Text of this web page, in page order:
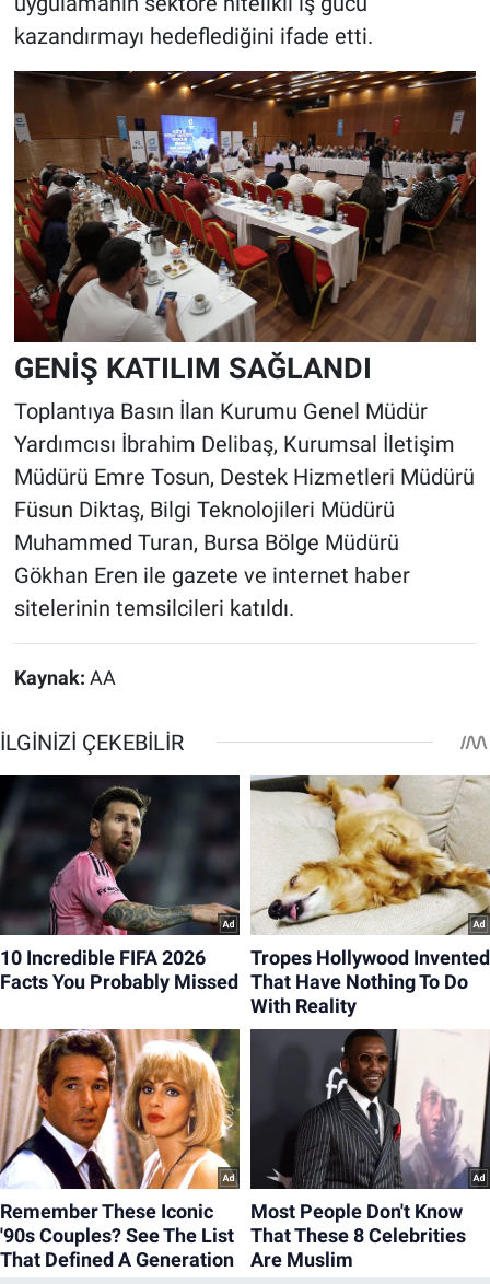
kazandırmayı hedeflediğini ifade etti.
GENİŞ KATILIM SAĞLANDI
Toplantıya Basın İlan Kurumu Genel Müdür
Yardımcısı İbrahim Delibaş, Kurumsal İletişim
Müdürü Emre Tosun, Destek Hizmetleri Müdürü
Füsun Diktaş, Bilgi Teknolojileri Müdürü
Muhammed Turan, Bursa Bölge Müdürü
Gökhan Eren ile gazete ve internet haber
sitelerinin temsilcileri katıldı.
Kaynak: AA